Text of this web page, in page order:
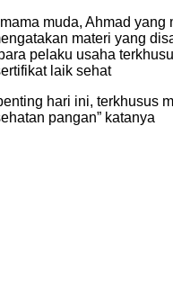
muda, Ahmad yang
materi yang
pelaku usaha
laik sehat
hari ini, terkhusus
pangan” katanya